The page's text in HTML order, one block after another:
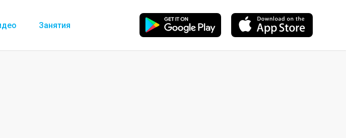
Занятия